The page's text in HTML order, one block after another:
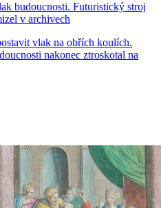
budoucnosti. Futuristický stroj
v archivech
vlak na obřích koulích.
nakonec ztroskotal na